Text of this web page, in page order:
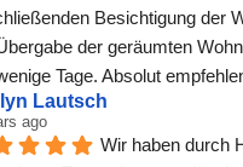
Besichtigung der
der geräumten
Tage. Absolut
Lautsch
ago
Wir haben durch